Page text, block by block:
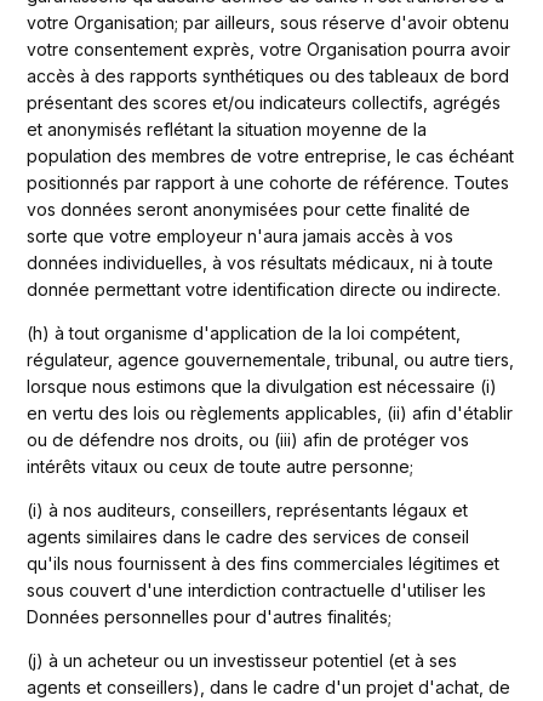
votre Organisation; par ailleurs, sous réserve d'avoir obtenu
votre consentement exprès, votre Organisation pourra avoir
accès à des rapports synthétiques ou des tableaux de bord
présentant des scores et/ou indicateurs collectifs, agrégés
et anonymisés reflétant la situation moyenne de la
population des membres de votre entreprise, le cas échéant
positionnés par rapport à une cohorte de référence. Toutes
vos données seront anonymisées pour cette finalité de
sorte que votre employeur n'aura jamais accès à vos
données individuelles, à vos résultats médicaux, ni à toute
donnée permettant votre identification directe ou indirecte.
(h) à tout organisme d'application de la loi compétent,
régulateur, agence gouvernementale, tribunal, ou autre tiers,
lorsque nous estimons que la divulgation est nécessaire (i)
en vertu des lois ou règlements applicables, (ii) afin d'établir
ou de défendre nos droits, ou (iii) afin de protéger vos
intérêts vitaux ou ceux de toute autre personne;
(i) à nos auditeurs, conseillers, représentants légaux et
agents similaires dans le cadre des services de conseil
qu'ils nous fournissent à des fins commerciales légitimes et
sous couvert d'une interdiction contractuelle d'utiliser les
Données personnelles pour d'autres finalités;
(j) à un acheteur ou un investisseur potentiel (et à ses
agents et conseillers), dans le cadre d'un projet d'achat, de